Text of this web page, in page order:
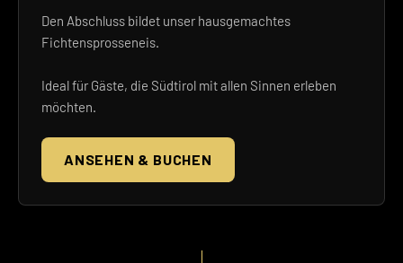
Den Abschluss bildet unser hausgemachtes
Fichtensprosseneis.
Ideal für Gäste, die Südtirol mit allen Sinnen erleben
möchten.
ANSEHEN & BUCHEN